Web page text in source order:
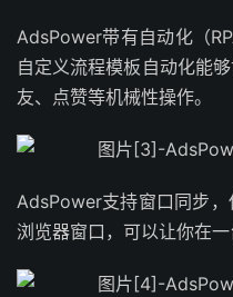
AdsPower带有自动化（
自定义流程模板自动化能
友、点赞等机械性操作。
AdsPower支持窗口同步
浏览器窗口，可以让你在